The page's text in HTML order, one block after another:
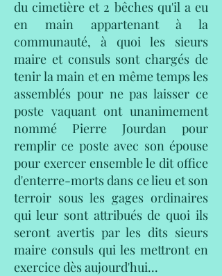
du cimetière et 2 bêches qu'il a eu
en main appartenant à la
communauté, à quoi les sieurs
maire et consuls sont chargés de
tenir la main et en même temps les
assemblés pour ne pas laisser ce
poste vaquant ont unanimement
nommé Pierre Jourdan pour
remplir ce poste avec son épouse
pour exercer ensemble le dit office
d'enterre-morts dans ce lieu et son
terroir sous les gages ordinaires
qui leur sont attribués de quoi ils
seront avertis par les dits sieurs
maire consuls qui les mettront en
exercice dès aujourd'hui...